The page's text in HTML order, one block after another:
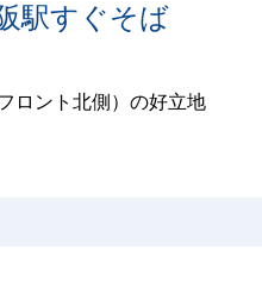
駅すぐそば
ロント北側）の好立地